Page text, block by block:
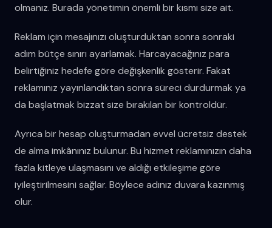
olmanız. Burada yönetimin önemli bir kısmı size ait.
Reklam için mesajınızı oluşturduktan sonra sonraki
adım bütçe sınırı ayarlamak. Harcayacağınız para
belirtiğiniz hedefe göre değişkenlik gösterir. Fakat
reklamınız yayınlandıktan sonra süreci durdurmak ya
da başlatmak bizzat size bırakılan bir kontroldür.
Ayrıca bir hesap oluşturmadan evvel ücretsiz destek
de alma imkânınız bulunur. Bu hizmet reklamınızın daha
fazla kitleye ulaşmasını ve aldığı etkileşime göre
iyileştirilmesini sağlar. Böylece adınız duvara kazınmış
olur.